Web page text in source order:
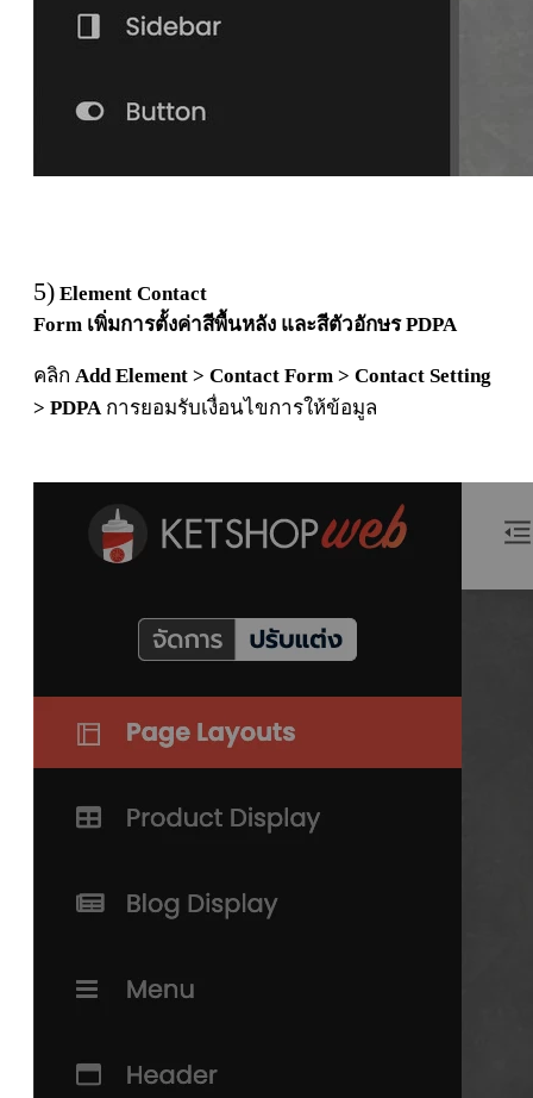
5) Element Contact
Form เพิ่มการตั้งค่าสีพื้นหลัง และสีตัวอักษร PDPA
คลิก Add Element > Contact Form > Contact Setting
> PDPA การยอมรับเงื่อนไขการให้ข้อมูล